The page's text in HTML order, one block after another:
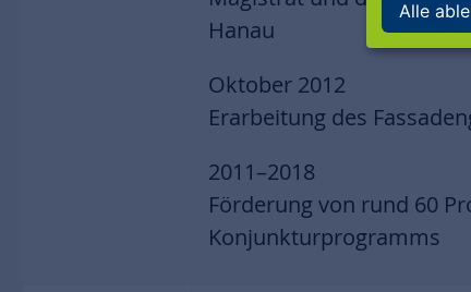
Hanau
Oktober 2012
Erarbeitung des
2011–2018
Förderung von rund 60
Konjunkturprogramms
Alle